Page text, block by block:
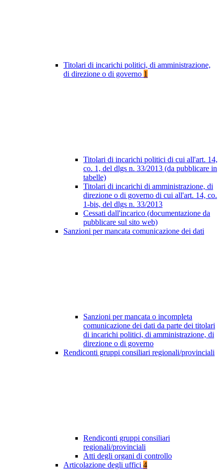
Titolari di incarichi politici, di amministrazione,
di direzione o di governo 1
Titolari di incarichi politici di cui all'art. 14,
co. 1, del dlgs n. 33/2013 (da pubblicare in
tabelle)
Titolari di incarichi di amministrazione, di
direzione o di governo di cui all'art. 14, co.
1-bis, del dlgs n. 33/2013
Cessati dall'incarico (documentazione da
pubblicare sul sito web)
Sanzioni per mancata comunicazione dei dati
Sanzioni per mancata o incompleta
comunicazione dei dati da parte dei titolari
di incarichi politici, di amministrazione, di
direzione o di governo
Rendiconti gruppi consiliari regionali/provinciali
Rendiconti gruppi consiliari
regionali/provinciali
Atti degli organi di controllo
Articolazione degli uffici 4